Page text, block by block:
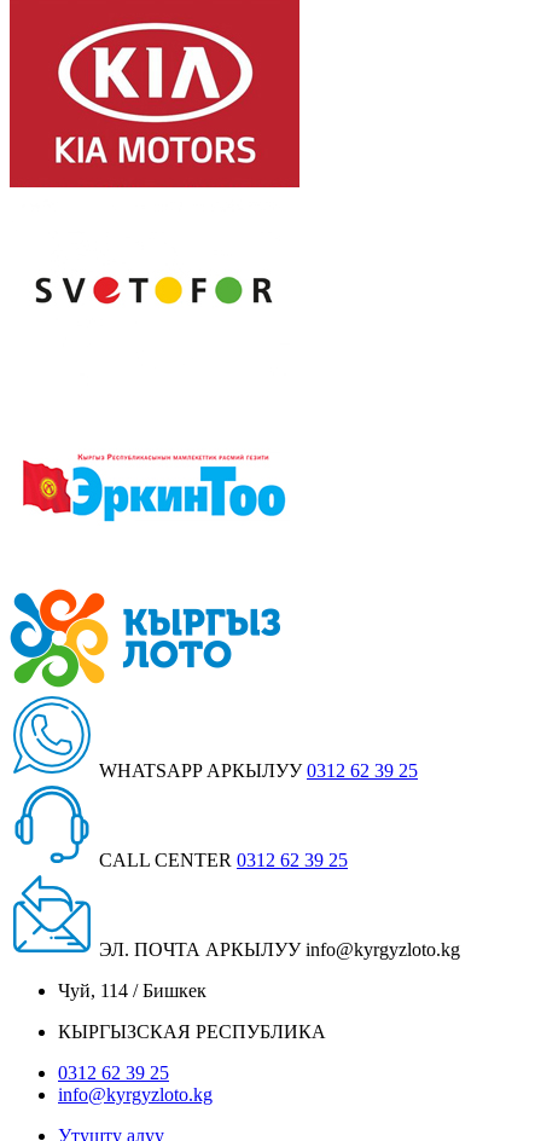
WHATSAPP АРКЫЛУУ 0312 62 39 25
CALL CENTER 0312 62 39 25
ЭЛ. ПОЧТА АРКЫЛУУ info@kyrgyzloto.kg
Чуй, 114 / Бишкек
КЫРГЫЗСКАЯ РЕСПУБЛИКА
0312 62 39 25
info@kyrgyzloto.kg
Утушту алуу